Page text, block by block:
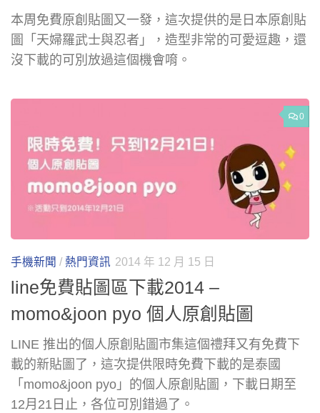
本周免費原創貼圖又一發，這次提供的是日本原創貼
圖「天婦羅武士與忍者」，造型非常的可愛逗趣，還
沒下載的可別放過這個機會唷。
0
手機新聞 / 熱門資訊 2014 年 12 月 15 日
line免費貼圖區下載2014 –
momo&joon pyo 個人原創貼圖
LINE 推出的個人原創貼圖市集這個禮拜又有免費下
載的新貼圖了，這次提供限時免費下載的是泰國
「momo&joon pyo」的個人原創貼圖，下載日期至
12月21日止，各位可別錯過了。